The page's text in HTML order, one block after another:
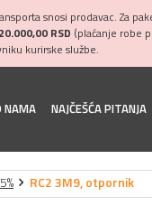
snosi prodavac. Za
20.000,00 RSD (plaćanje robe
kurirske službe.
NAMA NAJČEŠĆA PITANJA
RC2 3M9, otpornik